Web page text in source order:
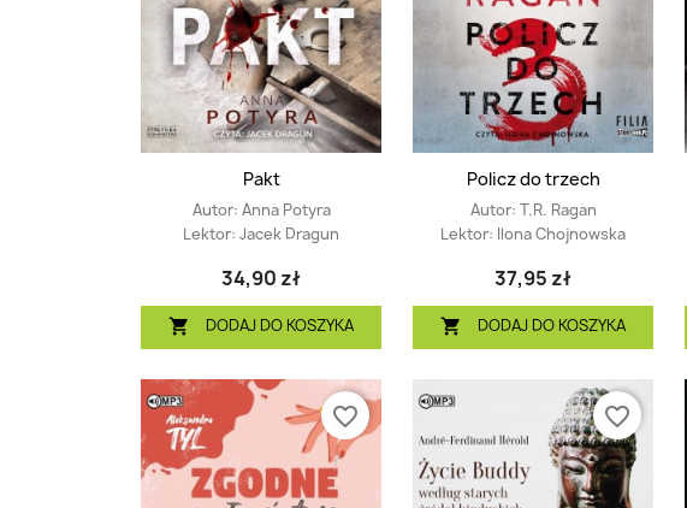
Pakt
Autor: Anna Potyra
Lektor: Jacek Dragun
34,90 zł
 DODAJ DO KOSZYKA
Policz do trzech
Autor: T.R. Ragan
Lektor: Ilona Chojnowska
37,95 zł
 DODAJ DO KOSZYKA
favorite_border favorite_border